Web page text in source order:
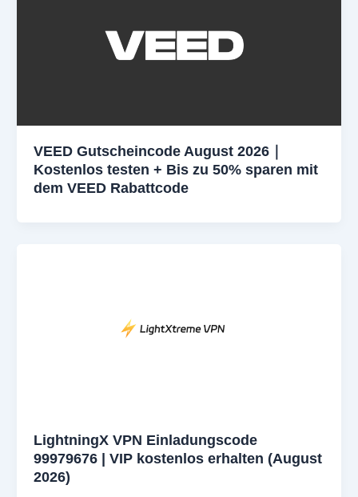
VEED Gutscheincode August 2026｜
Kostenlos testen + Bis zu 50% sparen mit
dem VEED Rabattcode
LightningX VPN Einladungscode
99979676 | VIP kostenlos erhalten (August
2026)